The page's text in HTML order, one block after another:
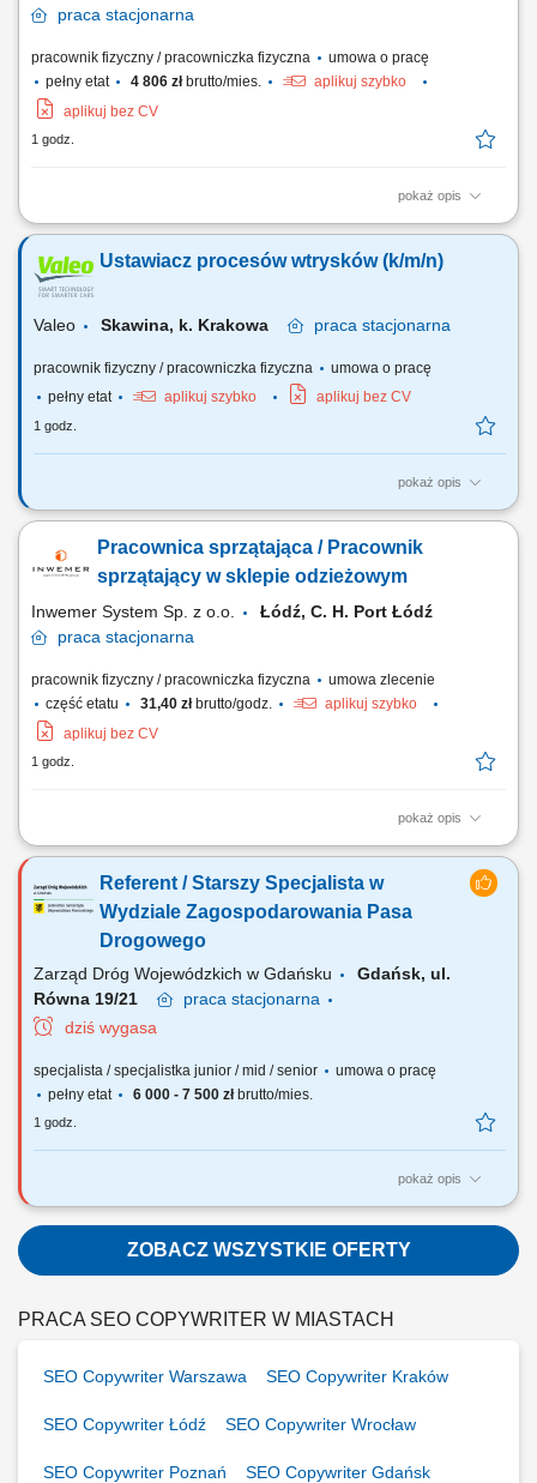
praca stacjonarna
pracownik fizyczny / pracowniczka fizyczna
umowa o pracę
pełny etat
4 806 złbrutto/mies.
aplikuj szybko
aplikuj bez CV
1 godz.
pokaż opis
Praca zmianowa, od pon. do pt. I zmiana Godziny pracy: od 6.00 do
sprzątanie powierzchni produkcyjnych, biurowych, serwis toalet oraz
zapleczy socjalnych; inne prace porządkowe;
Ustawiacz procesów wtrysków (k/m/n)
Valeo Skawina, k. Krakowa praca stacjonarna
pracownik fizyczny / pracowniczka fizyczna
umowa o pracę
pełny etat
aplikuj szybko aplikuj bez CV
1 godz.
pokaż opis
Twój zakres obowiązków Uruchamianie procesu produkcji i
granulatów, temperatur na formach, weryfikacja obiegów chłodzenia;
Przygotowanie urządzeń systemu podawania granulatu do planowanej
Pracownica sprzątająca / Pracownik
sprzątający w sklepie odzieżowym
Inwemer System Sp. z o.o.
Łódź, C. H. Port Łódź
praca stacjonarna
pracownik fizyczny / pracowniczka fizyczna
umowa zlecenie
część etatu
31,40 złbrutto/godz.
aplikuj szybko
aplikuj bez CV
1 godz.
pokaż opis
ok. 4 godziny dziennie​​, ok. 24 godziny tygodniowo, od pon. do sob.​
odzieżowym: odkurzanie, mycie podłogi, mycie drzwi wejściowych oraz
luster, serwis zaplecza socjalnego, wyrzucanie śmieci inne prace
porządkowe
Referent / Starszy Specjalista w
Wydziale Zagospodarowania Pasa
Drogowego
Zarząd Dróg Wojewódzkich w Gdańsku
Gdańsk, ul.
Równa 19/21
praca stacjonarna
dziś wygasa
specjalista / specjalistka junior / mid / senior
umowa o pracę
pełny etat
6 000 - 7 500 złbrutto/mies.
1 godz.
pokaż opis
Zakres wykonywanych zadań na stanowisku: Uzgadnianie projektów
miejscowych planów zagospodarowania przestrzennego oraz
projektów planów ogólnych. Uzgadnianie projektów decyzji o ustaleniu
lokalizacji inwestycji celu publicznego oraz projektów decyzji o
ZOBACZ WSZYSTKIE OFERTY
PRACA SEO COPYWRITER W MIASTACH
SEO Copywriter Warszawa SEO Copywriter Kraków
SEO Copywriter Łódź SEO Copywriter Wrocław
SEO Copywriter Poznań SEO Copywriter Gdańsk